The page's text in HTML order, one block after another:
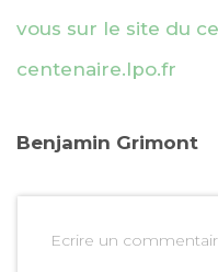
vous sur le site du
centenaire.lpo.fr
Benjamin Grimont
Ecrire un